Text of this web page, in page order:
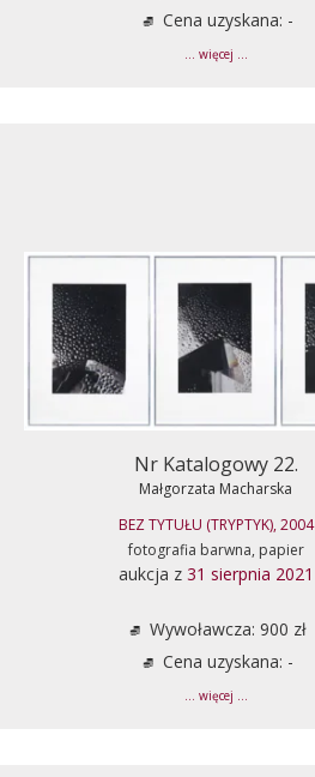
Cena uzyskana: -
... więcej ...
Nr Katalogowy 22.
Małgorzata Macharska
BEZ TYTUŁU (TRYPTYK), 2004
fotografia barwna, papier
aukcja z 31 sierpnia 2021
Wywoławcza: 900 zł
Cena uzyskana: -
... więcej ...